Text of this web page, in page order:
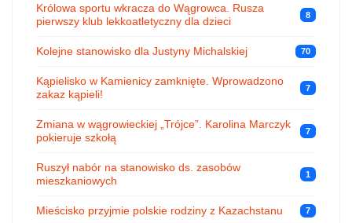
Królowa sportu wkracza do Wągrowca. Rusza
pierwszy klub lekkoatletyczny dla dzieci
8
Kolejne stanowisko dla Justyny Michalskiej 70
Kąpielisko w Kamienicy zamknięte. Wprowadzono
zakaz kąpieli!
7
Zmiana w wągrowieckiej „Trójce”. Karolina Marczyk
pokieruje szkołą
7
Ruszył nabór na stanowisko ds. zasobów
mieszkaniowych
1
Mieścisko przyjmie polskie rodziny z Kazachstanu 7